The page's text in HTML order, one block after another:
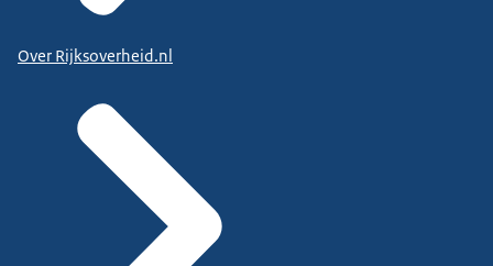
Over Rijksoverheid.nl